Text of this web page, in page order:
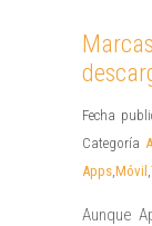
Fecha
Categoría
Apps,Móvil ,
Aunque